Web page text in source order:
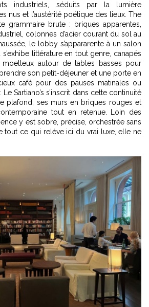
industriels, séduits par la lumière
nus et l’austérité poétique des lieux. The
grammaire brute : briques apparentes,
colonnes d’acier courant du sol au
le lobby s’appararente à un salon
littérature en tout genre, canapés
autour de tables basses pour
son petit-déjeuner et une porte en
café pour des pauses matinales ou
Sartiano’s s’inscrit dans cette continuité
plafond, ses murs en briques rouges et
tout en retenue. Loin des
y est sobre, précise, orchestrée sans
tout ce qui relève ici du vrai luxe, elle ne